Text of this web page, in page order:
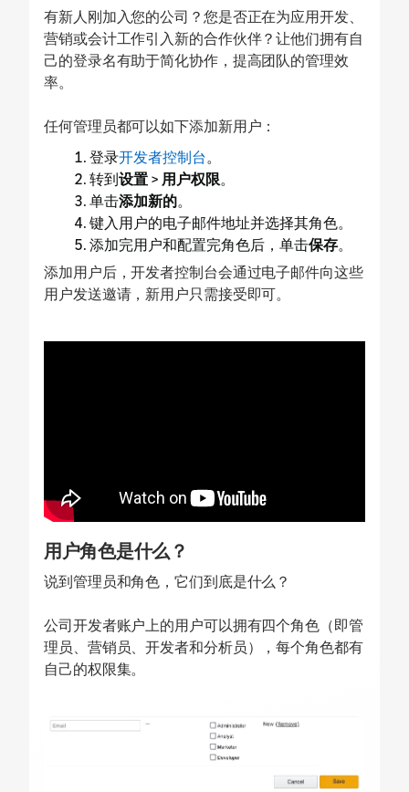
有新人刚加入您的公司？您是否正在为应用开发、
营销或会计工作引入新的合作伙伴？让他们拥有自
己的登录名有助于简化协作，提高团队的管理效
率。
任何管理员都可以如下添加新用户：
登录开发者控制台。
转到设置 > 用户权限。
单击添加新的。
键入用户的电子邮件地址并选择其角色。
添加完用户和配置完角色后，单击保存。
添加用户后，开发者控制台会通过电子邮件向这些
用户发送邀请，新用户只需接受即可。
用户角色是什么？
说到管理员和角色，它们到底是什么？
公司开发者账户上的用户可以拥有四个角色（即管
理员、营销员、开发者和分析员），每个角色都有
自己的权限集。